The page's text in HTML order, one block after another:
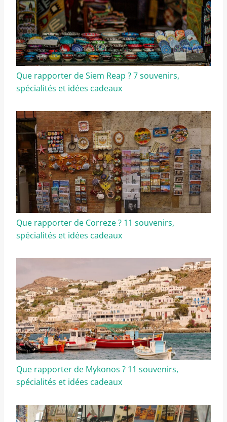
Que rapporter de Siem Reap ? 7 souvenirs,
spécialités et idées cadeaux
Que rapporter de Correze ? 11 souvenirs,
spécialités et idées cadeaux
Que rapporter de Mykonos ? 11 souvenirs,
spécialités et idées cadeaux